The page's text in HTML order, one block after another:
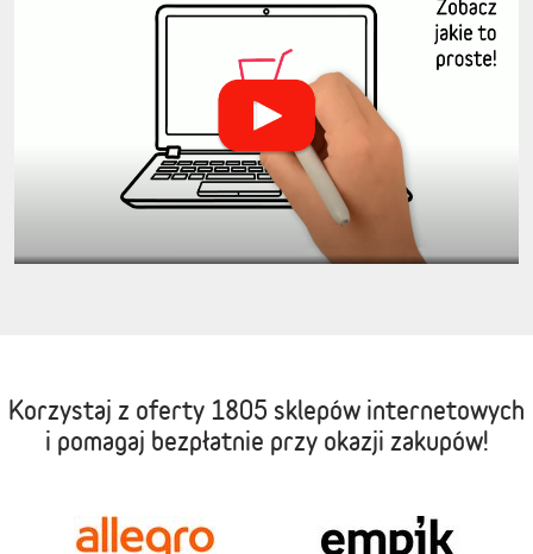
Korzystaj z oferty 1805 sklepów internetowych
i pomagaj bezpłatnie przy okazji zakupów!